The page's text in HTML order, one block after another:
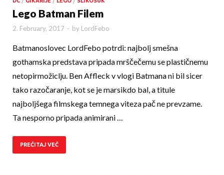
Lego Batman Filem
2. February, 2017 - by LordFebo
Batmanoslovec LordFebo potrdi: najbolj smešna
gothamska predstava pripada mrščečemu se plastičnemu
netopirmožiclju. Ben Affleck v vlogi Batmana ni bil sicer
tako razočaranje, kot se je marsikdo bal, a titule
najboljšega filmskega temnega viteza pač ne prevzame.
Ta nesporno pripada animirani …
PREČITAJ VEČ